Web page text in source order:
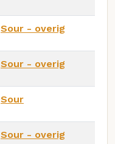
Sour - overig
Sour - overig
Sour
Sour - overig